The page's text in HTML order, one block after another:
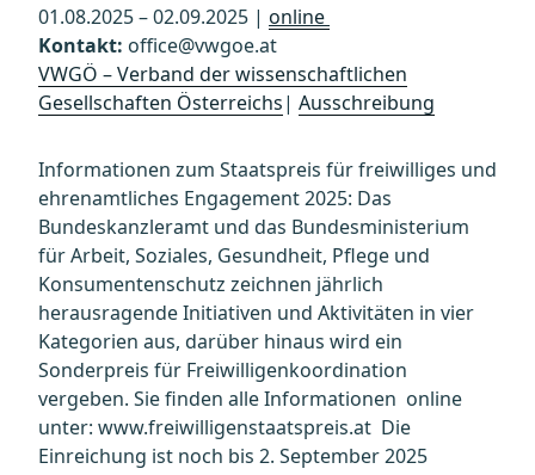
01.08.2025 – 02.09.2025 | online
Kontakt: office@vwgoe.at
VWGÖ – Verband der wissenschaftlichen
Gesellschaften Österreichs| Ausschreibung
Informationen zum Staatspreis für freiwilliges und
ehrenamtliches Engagement 2025: Das
Bundeskanzleramt und das Bundesministerium
für Arbeit, Soziales, Gesundheit, Pflege und
Konsumentenschutz zeichnen jährlich
herausragende Initiativen und Aktivitäten in vier
Kategorien aus, darüber hinaus wird ein
Sonderpreis für Freiwilligenkoordination
vergeben. Sie finden alle Informationen online
unter: www.freiwilligenstaatspreis.at Die
Einreichung ist noch bis 2. September 2025